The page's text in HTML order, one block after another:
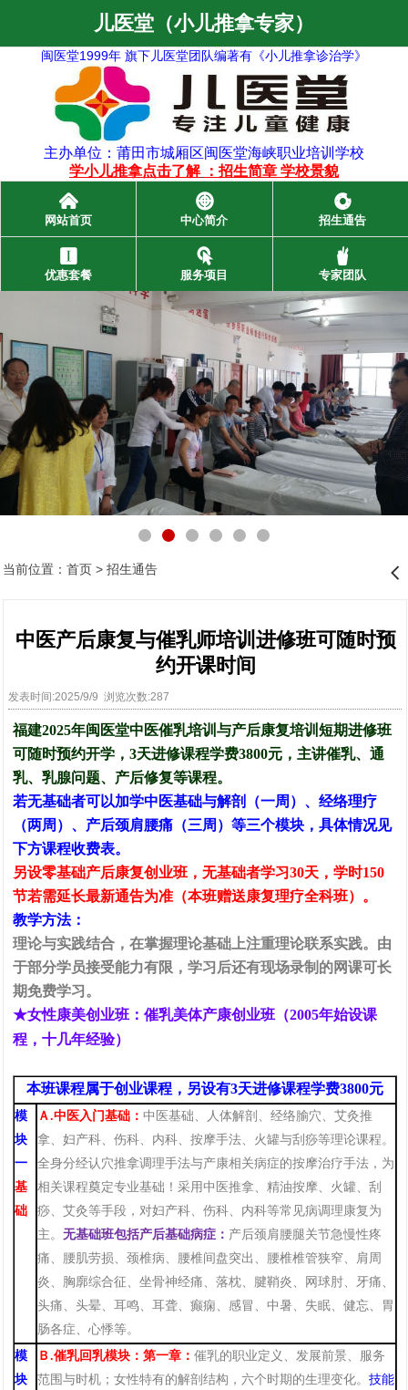
儿医堂（小儿推拿专家）
闽医堂1999年 旗下儿医堂团队编著有《小儿推拿诊治学》
主办单位：莆田市城厢区闽医堂海峡职业培训学校
学小儿推拿点击了解
： 招生简章 学校景貌
󰄫
网站首页
󰃓
中心简介
󰁍
招生通告
󰃞
优惠套餐
󰃜
服务项目
󰂺
专家团队
1 2 3 4 5 6
当前位置： 首页> 招生通告 󰊒
中医产后康复与催乳师培训进修班可随时预
约开课时间
发表时间:2025/9/9 浏览次数:287
福建2025年闽医堂中医催乳培训与产后康复培训短期进修班
可随时预约开学，3天进修课程学费3800元，主讲催乳、通
乳、乳腺问题、产后修复等课程。
若无基础者可以加学中医基础与解剖（一周）、经络理疗
（两周）、产后颈肩腰痛（三周）等三个模块，具体情况见
下方课程收费表。
另设零基础产后康复创业班，无基础者学习30天，学时150
节若需延长最新通告为准 （本班赠送康复理疗全科班）。
教学方法：
理论与实践结合，在掌握理论基础上注重理论联系实践。 由
于部分学员接受能力有限，学习后还有现场录制的网课可长
期免费学习。
★女性康美创业班：催乳美体产康创业班（2005年始设课
程，十几年经验）
本班课程属于创业课程， 另设有3天进修课程学费3800元
模
块
一
基
础
Ａ.中医入门基础 ：中医基础、人体解剖、经络腧穴、艾灸推
拿、妇产科、伤科、内科、按摩手法、火罐与刮痧等理论课程。
全身分经认穴推拿调理手法与产康相关病症的按摩治疗手法，为
相关课程奠定专业基础！采用中医推拿、精油按摩、火罐、刮
痧、艾灸等手段，对妇产科、伤科、内科等常见病调理康复为
主。无基础班包括产后基础病症： 产后颈肩腰腿关节急慢性疼
痛、腰肌劳损、颈椎病、腰椎间盘突出、腰椎椎管狭窄、肩周
炎、胸廓综合征、坐骨神经痛、落枕、腱鞘炎、网球肘、牙痛、
头痛、头晕、耳鸣、耳聋、癫痫、感冒、中暑、失眠、健忘、胃
肠各症、心悸等。
模
块
Ｂ.催乳回乳模块：第一章：催乳的职业定义 、发展前景 、 服务
范围与时机；女性特有的解剖结构，六个时期的生理变化。技能